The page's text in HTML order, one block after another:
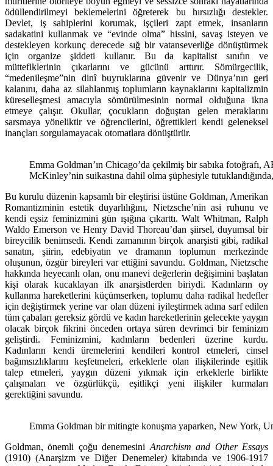
ödüllendirilmeyi beklemelerini öğreterek bu hırsızlığı destekler.
Devlet, iş sahiplerini korumak, işçileri zapt etmek, insanların
sadakatini kullanmak ve “evinde olma” hissini, savaş isteyen ve
destekleyen korkunç derecede sığ bir vatanseverliğe dönüştürmek
için organize şiddeti kullanır. Bu da kapitalist sınıfın ve
müttefiklerinin çıkarlarını ve gücünü arttırır. Sömürgecilik,
“medenileşme”nin dinî buyruklarına güvenir ve Dünya’nın geri
kalanını, daha az silahlanmış toplumların kaynaklarını kapitalizmin
küreselleşmesi amacıyla sömürülmesinin normal olduğuna ikna
etmeye çalışır. Okullar, çocukların doğuştan gelen meraklarını
sarsmaya yöneliktir ve öğrencilerini, öğrettikleri kendi geleneksel
inançları sorgulamayacak otomatlara dönüştürür.
Emma Goldman’ın Chicago’da çekilmiş bir sabıka fotoğrafı,
McKinley’nin suikastına dahil olma şüphesiyle
Bu kurulu düzenin kapsamlı bir eleştirisi üstüne Goldman, Amerikan
Romantizminin estetik duyarlılığını, Nietzsche’nin asi ruhunu ve
kendi eşsiz feminizmini gün ışığına çıkarttı. Walt Whitman, Ralph
Waldo Emerson ve Henry David Thoreau’dan şiirsel, duyumsal bir
bireycilik benimsedi. Kendi zamanının birçok anarşisti gibi, radikal
sanatın, şiirin, edebiyatın ve dramanın toplumun merkezinde
oluşunun, özgür bireyleri var ettiğini savundu. Goldman, Nietzsche
hakkında heyecanlı olan, onu manevi değerlerin değişimini başlatan
kişi olarak kucaklayan ilk anarşistlerden biriydi. Kadınların oy
kullanma hareketlerini küçümserken, toplumu daha radikal hedefler
için değiştirmek yerine var olan düzeni iyileştirmek adına sarf edilen
tüm çabaları gereksiz gördü ve kadın hareketlerinin gelecekte yaygın
olacak birçok fikrini önceden ortaya süren devrimci bir feminizm
geliştirdi. Feminizmini, kadınların bedenleri üzerine kurdu.
Kadınların kendi üremelerini kendileri kontrol etmeleri, cinsel
bağımsızlıklarını keşfetmeleri, erkeklerle olan ilişkilerinde eşitlik
talep etmeleri, yaygın düzeni yıkmak için erkeklerle birlikte
çalışmaları ve özgürlükçü, eşitlikçi yeni ilişkiler kurmaları
gerektiğini savundu.
Emma Goldman bir mitingte konuşma yaparken, New York,
Goldman, önemli çoğu denemesini Anarchism and Other Essays
(1910) (Anarşizm ve Diğer Denemeler) kitabında ve 1906-1917